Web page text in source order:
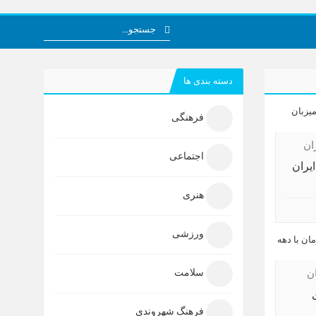
دسته بندی ها
فرهنگی
اجتماعی
هنری
ورزشی
سلامت
فرهنگ شهروندی